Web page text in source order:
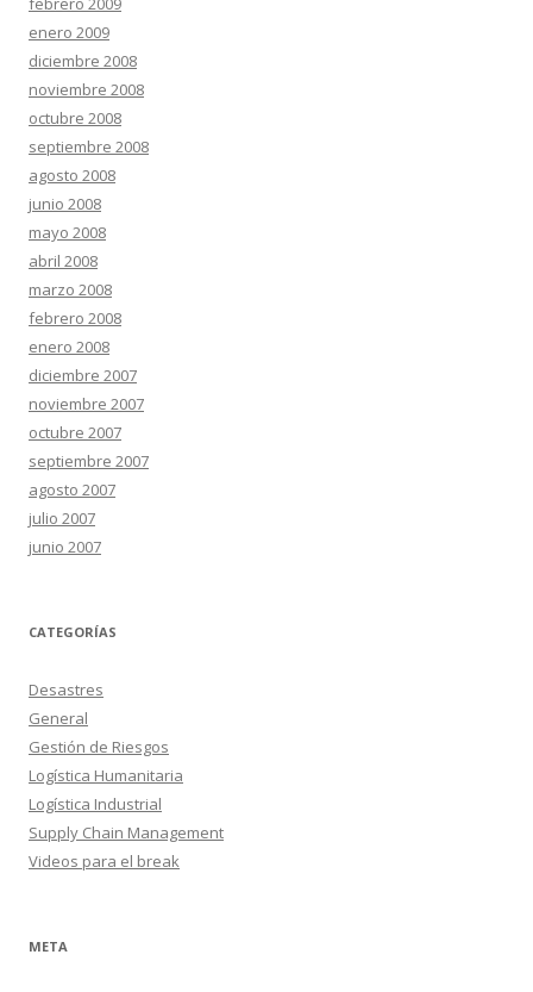
enero 2009
diciembre 2008
noviembre 2008
octubre 2008
septiembre 2008
agosto 2008
junio 2008
mayo 2008
abril 2008
marzo 2008
febrero 2008
enero 2008
diciembre 2007
noviembre 2007
octubre 2007
septiembre 2007
agosto 2007
julio 2007
junio 2007
CATEGORÍAS
Desastres
General
Gestión de Riesgos
Logística Humanitaria
Logística Industrial
Supply Chain Management
Videos para el break
META